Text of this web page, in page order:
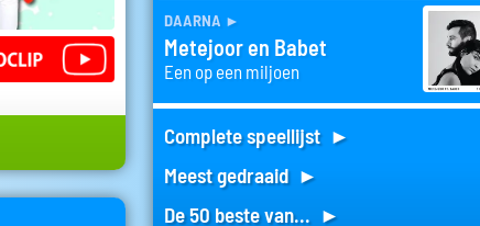
daarna ►
Metejoor en Babet
Een op een miljoen
Complete speellijst ►
Meest gedraaid ►
De 50 beste van... ►